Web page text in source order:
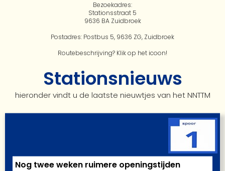
Bezoekadres:
Stationsstraat 5
9636 BA Zuidbroek
Postadres: Postbus 5, 9636 ZG, Zuidbroek
Routebeschrijving? Klik op het icoon!
Stationsnieuws
hieronder vindt u de laatste nieuwtjes van het NNTTM
Nog twee weken ruimere openingstijden